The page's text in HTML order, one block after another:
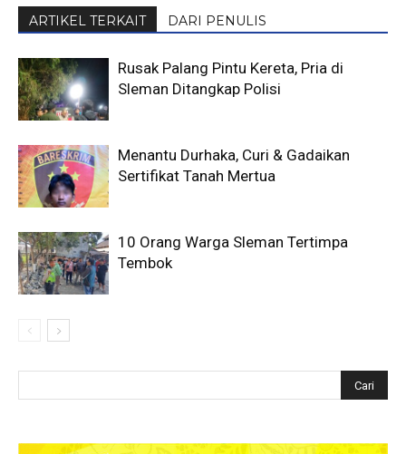
ARTIKEL TERKAIT DARI PENULIS
Rusak Palang Pintu Kereta, Pria di
Sleman Ditangkap Polisi
Menantu Durhaka, Curi & Gadaikan
Sertifikat Tanah Mertua
10 Orang Warga Sleman Tertimpa
Tembok